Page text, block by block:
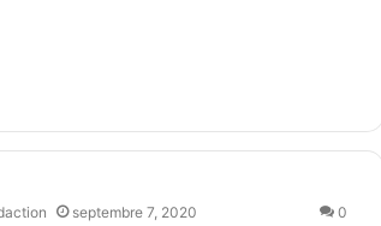
septembre 7, 2020 0